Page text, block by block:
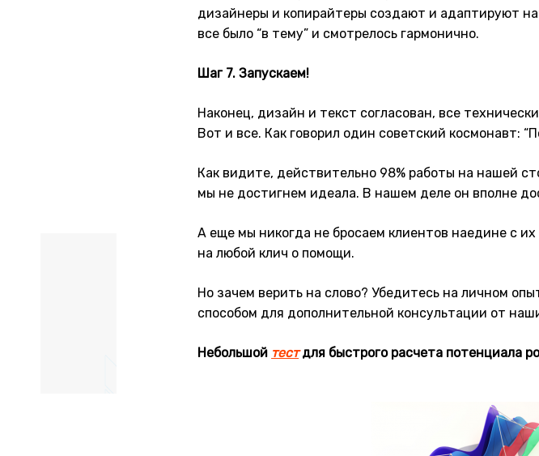
дизайнеры и копирайтеры создают и адаптируют
все было “в тему” и смотрелось гармонично.
Шаг 7. Запускаем!
Наконец, дизайн и текст согласован, все
Вот и все. Как говорил один советский космонавт:
Как видите, действительно 98% работы на нашей
мы не достигнем идеала. В нашем деле он вполне
А еще мы никогда не бросаем клиентов наедине с
на любой клич о помощи.
Но зачем верить на слово? Убедитесь на личном
способом для дополнительной консультации от
Небольшой тестдля быстрого расчета потенциала